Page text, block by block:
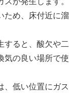
ため、床付近に溜
すると、酸欠や二
気の良い場所で使
、低い位置にガス